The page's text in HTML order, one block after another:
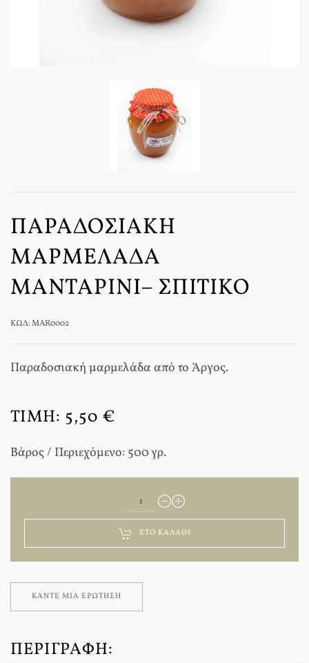
ΠΑΡΑΔΟΣΙΑΚΉ
ΜΑΡΜΕΛΆΔΑ
ΜΑΝΤΑΡΊΝΙ– ΣΠΙΤΙΚΌ
ΚΩΔ: MAR0002
Παραδοσιακή μαρμελάδα από το Άργος.
ΤΙΜΉ: 5,50 €
Βάρος / Περιεχόμενο: 500 γρ.
ΣΤΟ ΚΑΛΆΘΙ
ΚΆΝΤΕ ΜΊΑ ΕΡΏΤΗΣΗ
ΠΕΡΙΓΡΑΦΉ: